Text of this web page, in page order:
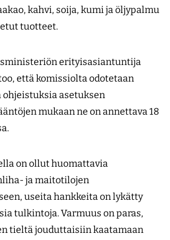
kahvi, soija, kumi ja öljypalmu
tuotteet.
erityisasiantuntija
että komissiolta odotetaan
asetuksen
mukaan ne on annettava 18
on ollut huomattavia
ja maitotilojen
useita hankkeita on lykätty
tulkintoja. Varmuus on paras,
tieltä jouduttaisiin kaatamaan